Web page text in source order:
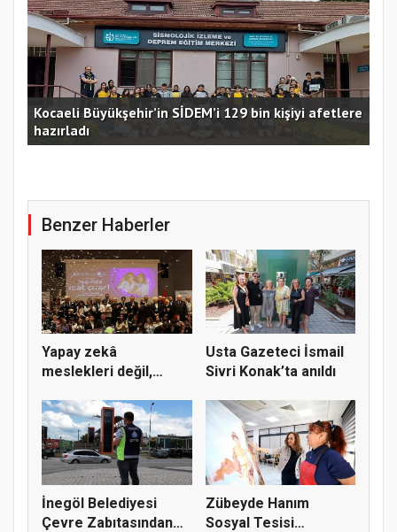
Kocaeli Büyükşehir’in SİDEM’i 129 bin kişiyi afetlere
hazırladı
Benzer Haberler
Yapay zekâ
meslekleri değil,
Usta Gazeteci İsmail
Sivri Konak’ta anıldı
İnegöl Belediyesi
Çevre Zabıtasından
Zübeyde Hanım
Sosyal Tesisi